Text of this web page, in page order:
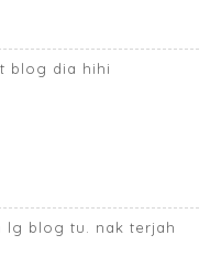
blog dia hihi
lg blog tu. nak terjah